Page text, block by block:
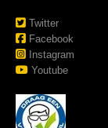
Twitter
Facebook
Instagram
Youtube